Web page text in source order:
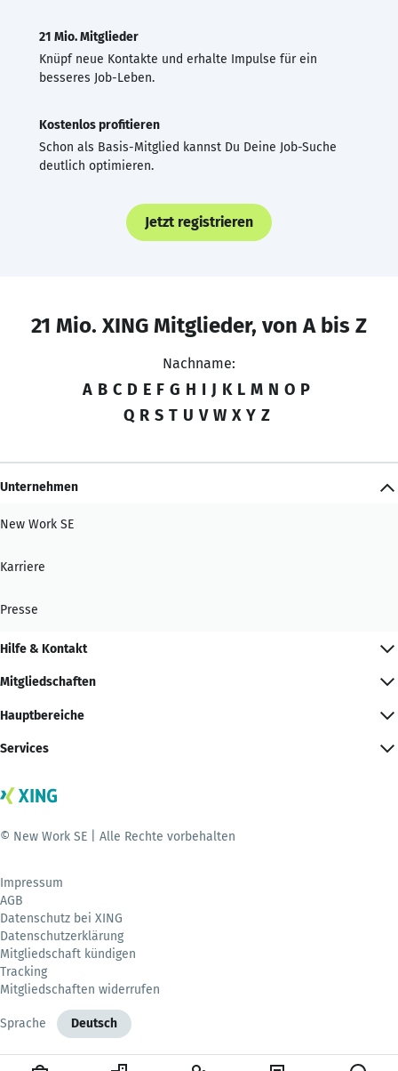
21 Mio. Mitglieder
Knüpf neue Kontakte und erhalte Impulse für ein
besseres Job-Leben.
Kostenlos profitieren
Schon als Basis-Mitglied kannst Du Deine Job-Suche
deutlich optimieren.
Jetzt registrieren
21 Mio. XING Mitglieder, von A bis Z
Nachname:
A B C D E F G H I J K L M N O P
Q R S T U V W X Y Z
Unternehmen
New Work SE
Karriere
Presse
Hilfe & Kontakt
Mitgliedschaften
Hauptbereiche
Services
© New Work SE | Alle Rechte vorbehalten
Impressum
AGB
Datenschutz bei XING
Datenschutzerklärung
Mitgliedschaft kündigen
Tracking
Mitgliedschaften widerrufen
Sprache Deutsch